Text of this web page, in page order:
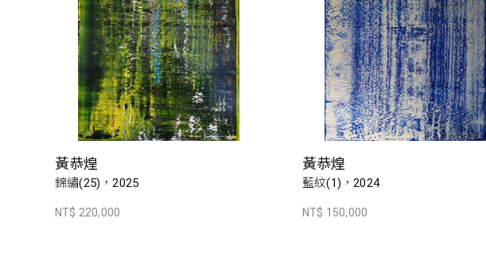
黃恭煌
錦繡(25)，2025
NT$ 220,000
黃恭煌
藍紋(1)，2024
NT$ 150,000